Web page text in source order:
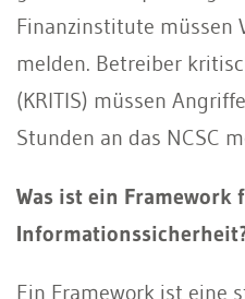
Finanzinstitute müssen
melden. Betreiber
(KRITIS) müssen
Stunden an das NCSC
Was ist ein Framework
Ein Framework ist eine